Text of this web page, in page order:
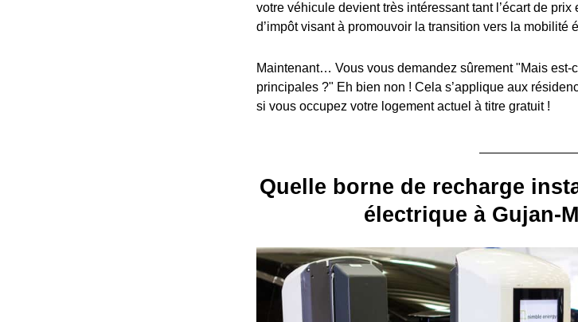
votre véhicule devient très intéressant tant l’écart de
d’impôt visant à promouvoir la transition vers la mobilité
Maintenant… Vous vous demandez sûrement "Mais est-
principales ?" Eh bien non ! Cela s’applique aux
si vous occupez votre logement actuel à titre gratuit !
Quelle borne de recharge
électrique à Gujan-